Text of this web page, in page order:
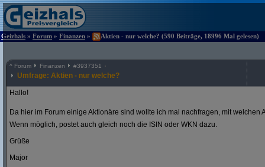
Geizhals » Forum » Finanzen » Aktien - nur welche? (590 Beiträge, 18996 Mal gelesen)
^ Forum Finanzen #3937351
Umfrage: Aktien - nur welche?
Hallo!
Da hier im Forum einige Aktionäre sind wollte ich mal nachfragen, mit welchen
Wenn möglich, postet auch gleich noch die ISIN oder WKN dazu.
Grüße
Major